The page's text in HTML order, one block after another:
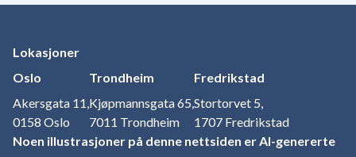
Lokasjoner
Oslo
Akersgata 11,
0158 Oslo
Trondheim
Kjøpmannsgata 65,
7011 Trondheim
Fredrikstad
Stortorvet 5,
1707 Fredrikstad
Noen illustrasjoner på denne nettsiden er AI-genererte